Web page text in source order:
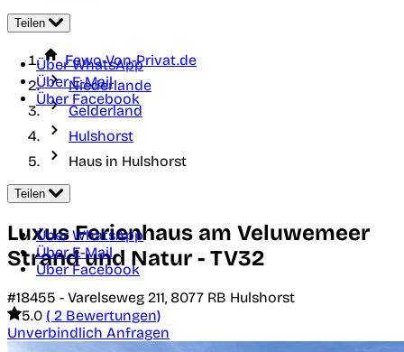
Teilen
Über WhatsApp
Über E-Mail
Über Facebook
Fewo-Von-Privat.de
Niederlande
Gelderland
Hulshorst
Haus in Hulshorst
Teilen
Über WhatsApp
Über E-Mail
Über Facebook
Luxus Ferienhaus am Veluwemeer
Strand und Natur - TV32
#18455 - Varelseweg 211, 8077 RB Hulshorst
5.0 ( 2 Bewertungen)
Unverbindlich Anfragen